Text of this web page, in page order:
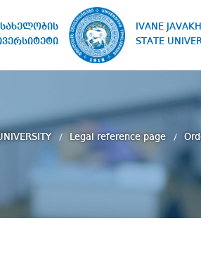
სახელობის
IVANE
STATE
Legal reference page